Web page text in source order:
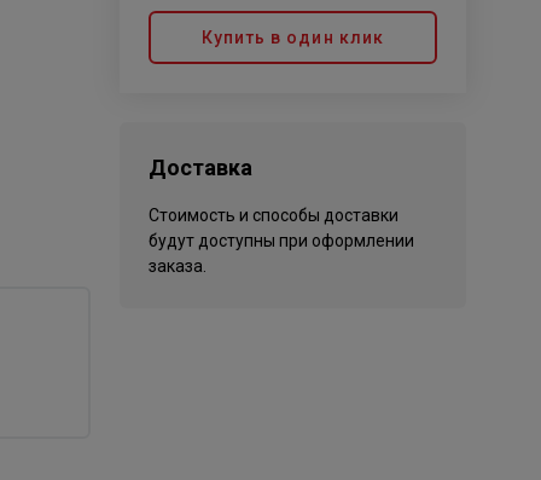
Купить в один клик
Доставка
Стоимость и способы доставки
будут доступны при оформлении
заказа.